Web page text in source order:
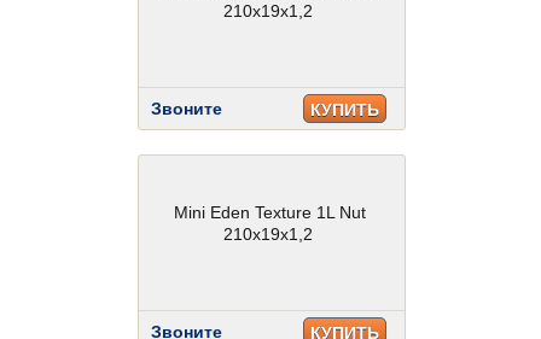
210x19x1,2
Звоните КУПИТЬ
Mini Eden Texture 1L Nut
210x19x1,2
Звоните КУПИТЬ